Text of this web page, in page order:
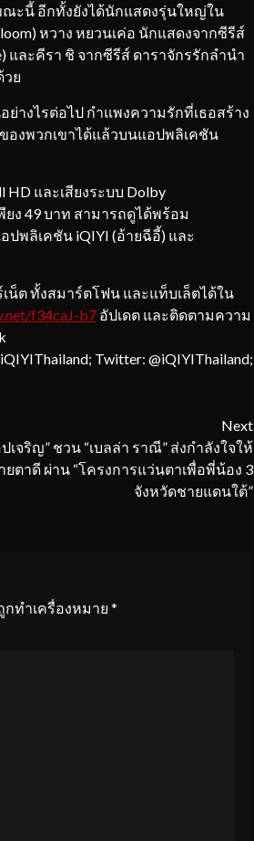
ณะนี้ อีกทั้งยังได้นักแสดงรุ่นใหญ่ใน
หวาง หยวนเค่อ นักแสดงจากซีรีส์
และคีรา ชิ จากซีรีส์ ดาราจักรรักลำนำ
วย
างไรต่อไป กำแพงความรักที่เธอสร้าง
องพวกเขาได้แล้วบนแอปพลิเคชัน
และเสียงระบบ Dolby
ง 49 บาท สามารถดูได้พร้อม
พลิเคชัน iQIYI (อ้ายฉีอี้) และ
ทั้งสมาร์ตโฟน และแท็บเล็ตได้ใน
f34caJ-b7อัปเดต และติดตามความ
Twitter: @iQIYIThailand;
Next
เจริญ” ชวน “เบลล่า ราณี” ส่งกำลังใจให้
ยตาดี ผ่าน “โครงการแว่นตาเพื่อพี่น้อง 3
จังหวัดชายแดนใต้”
ทำเครื่องหมาย *